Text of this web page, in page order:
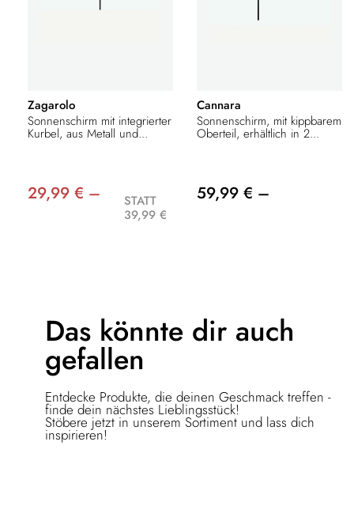
Zagarolo
Sonnenschirm mit integrierter
Kurbel, aus Metall und...
29,99 € –
STATT
39,99 €
Cannara
Sonnenschirm, mit kippbarem
Oberteil, erhältlich in 2...
59,99 € –
Das könnte dir auch
gefallen
Entdecke Produkte, die deinen Geschmack treffen -
finde dein nächstes Lieblingsstück!
Stöbere jetzt in unserem Sortiment und lass dich
inspirieren!